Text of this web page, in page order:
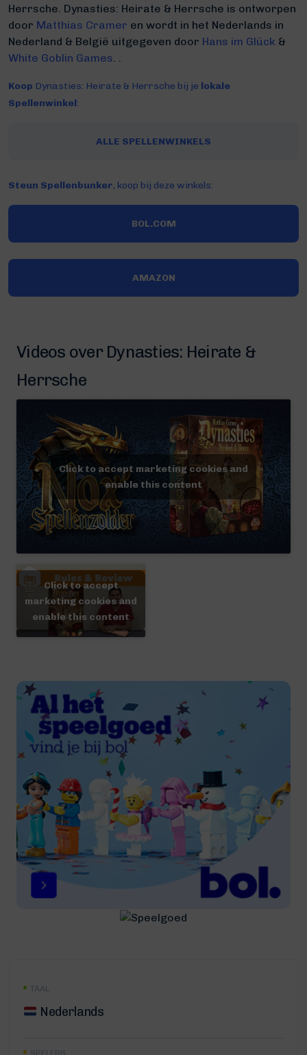
TAAL
Nederlands
Herrsche. Dynasties: Heirate & Herrsche is ontworpen
door Matthias Cramer en wordt in het Nederlands in
Nederland & België uitgegeven door Hans im Glück &
White Goblin Games. .
Koop Dynasties: Heirate & Herrsche bij je lokale
Spellenwinkel:
ALLE SPELLENWINKELS
Steun Spellenbunker, koop bij deze winkels:
BOL.COM
AMAZON
Videos over Dynasties: Heirate &
Herrsche
Click to accept marketing cookies and
enable this content
Click to accept
marketing cookies and
enable this content